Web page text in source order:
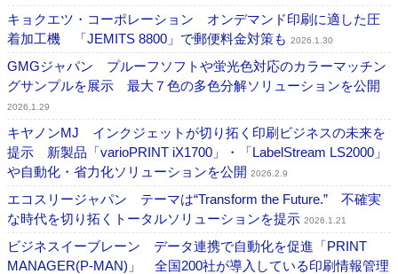
キョクエツ・コーポレーション オンデマンド印刷に適した圧
着加工機 「JEMITS 8800」で郵便料金対策も 2026.1.30
GMGジャパン プルーフソフトや蛍光色対応のカラーマッチン
グサンプルを展示 最大７色の多色分解ソリューションを公開
2026.1.29
キヤノンMJ インクジェットが切り拓く印刷ビジネスの未来を
提示 新製品「varioPRINT iX1700」・「LabelStream LS2000」
や自動化・省力化ソリューションを公開 2026.2.9
エコスリージャパン テーマは“Transform the Future.” 不確実
な時代を切り拓くトータルソリューションを提示 2026.1.21
ビジネスイーブレーン データ連携で自動化を促進「PRINT
MANAGER(P-MAN)」 全国200社が導入している印刷情報管理